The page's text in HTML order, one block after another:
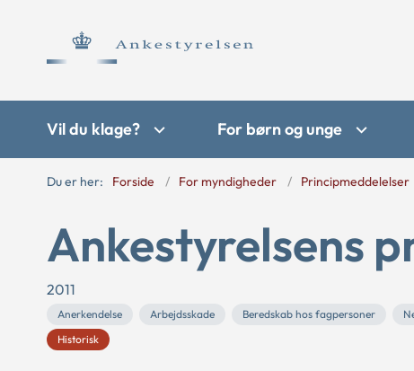
Vil du klage? For børn og unge
Du er her: Forside For myndigheder Principmeddelelser
Ankestyrelsens
2011
Anerkendelse Arbejdsskade Beredskab hos fagpersoner
Historisk